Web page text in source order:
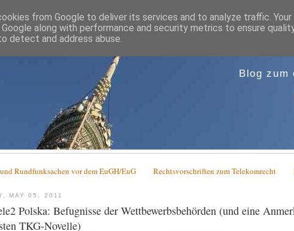
Blog zum
Rundfunksachen vor dem EuGH/EuG Rechtsvorschriften zum Telekomrecht
MAY 05, 2011
Polska: Befugnisse der Wettbewerbsbehörden (und eine
TKG-Novelle)
from Google to deliver its services and to analyze traffic.
along with performance and security metrics to ensure
detect and address abuse.